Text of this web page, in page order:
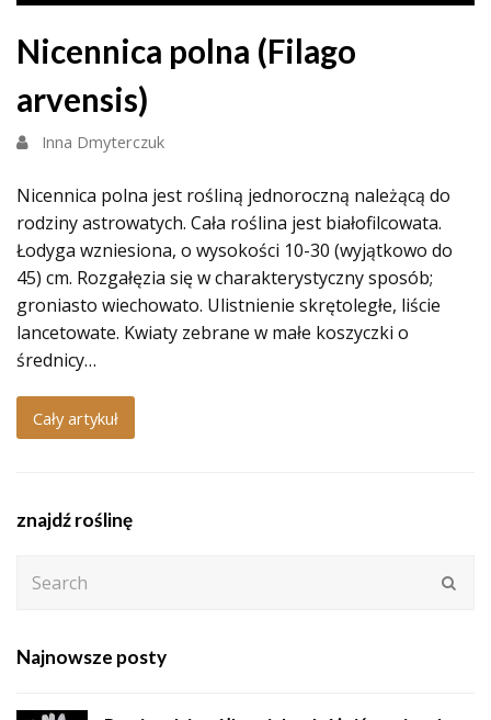
Nicennica polna (Filago
arvensis)
Inna Dmyterczuk
Nicennica polna jest rośliną jednoroczną należącą do
rodziny astrowatych. Cała roślina jest białofilcowata.
Łodyga wzniesiona, o wysokości 10-30 (wyjątkowo do
45) cm. Rozgałęzia się w charakterystyczny sposób;
groniasto wiechowato. Ulistnienie skrętoległe, liście
lancetowate. Kwiaty zebrane w małe koszyczki o
średnicy…
Cały artykuł
znajdź roślinę
Najnowsze posty